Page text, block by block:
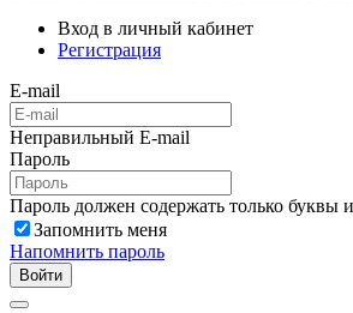
Вход в личный кабинет
Регистрация
E-mail
Неправильный E-mail
Пароль
Пароль должен содержать только буквы
Запомнить меня
Напомнить пароль
Войти